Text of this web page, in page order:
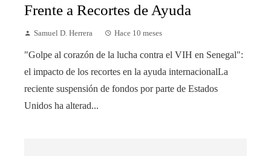
Frente a Recortes de Ayuda
Samuel D. Herrera Hace 10 meses
"Golpe al corazón de la lucha contra el VIH en Senegal":
el impacto de los recortes en la ayuda internacionalLa
reciente suspensión de fondos por parte de Estados
Unidos ha alterad...